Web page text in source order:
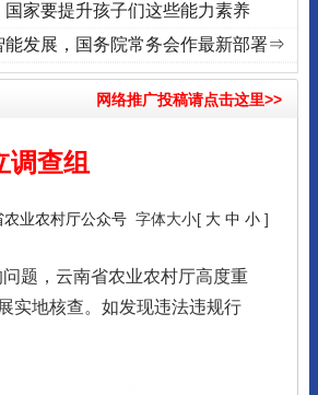
记初心使命 奋进复兴征程丨“转折之城”激荡..
国家要提升孩子们这些能力素养
能发展，国务院常务会作最新部署⇒
网络推广投稿请点击这里>>
查组
农业农村厅公众号 字体大小[ 大 中 小 ]
题，云南省农业农村厅高度重
实地核查。如发现违法违规行